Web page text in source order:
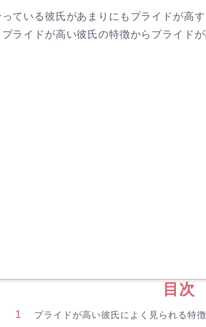
ている彼氏があまりにもプライドが高
プライドが高い彼氏の特徴からプライド
目次
プライドが高い彼氏によく見られる特徴